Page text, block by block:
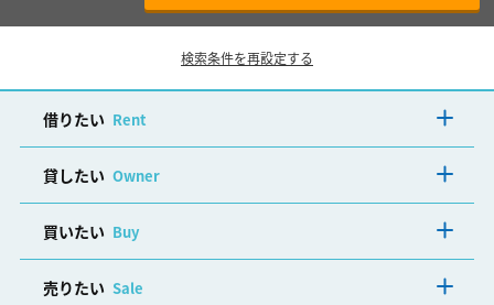
検索条件を再設定する
借りたい Rent
貸したい Owner
買いたい Buy
売りたい Sale